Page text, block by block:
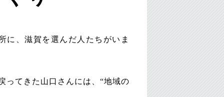
に、滋賀を選んだ人たちがいま
ってきた山口さんには、“地域の